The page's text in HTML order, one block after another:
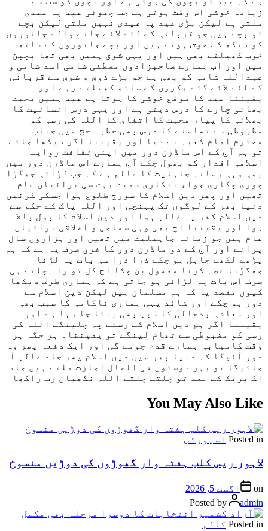
زیادہ خوشی اس وقت ہوتی ہے جب چھوٹی عید پہ عیدی
ملتی ہے لیکن بڑی عید پہ عیدی نہیں ملتی لیکن بچے
تو بچے ہیں جو قربانی کے لئے لائے جانے والے جانوروں
کو دیکھ کے خوش ہوتے ہیں اور بچے جانوروں کے ساتھ
خوب کھیلتے بھی ہیں اور یہی شوق ہمیں بھی تھا بچپن
میں اور اب ہمارے صاحبزادوں مصطفی شامی اسد شامی و
عبداللہ شامی کو بھی ہے جو بڑے ذوق و شوق سے قربانی
کے لئے لائے گئے بکروں کے ساتھ کھیلتے رہے اور
یقیننا عید کا موقع خوشی کا ہوتا ہے عید ہمیں محبت
بھائی چارے کا درس دیتی ہے اور یہی درس انسانیت کا
بھلائی کا پیار محبت کا اتفاق کا اللہ کی رسی کو
مظبوطی سے تھامنے کا درس بھی خطبہ حج میں جناب
محترم امام کعبہ نے دیا اور یقیننا اگر دیکھا جائے
تو ہم آج کے اس ماڈرن دور میں اپنی ثقافت روایت
اسلامی اقدار کو بھول چکے آج ہمارے اس ماڈرن دور میں
بھی وہی زمانہ جاہلیت کا عالم ہے کہ جب لڑائی جھگڑا
چوری چکاری جواء بدکاری سمیت بہت سی برائیاں عام
تھیں اور پھر دین اسلام کا سورج طلوع ہوا جسکی کرنیں
دنیا بھر کے لوگوں تک پہنچی اور اللہ پاک کے حکم سے
دین اسلام کفر پہ غالب ہوا اور دین اسلام کا بول بالا
ہوا اور یقیننا آج بھی وہی سماجی و اخلاقی برائیاں
عام ہیں جو زمانہ جاہیلیت میں تھیں اور ہزاروں سال
پرانے اور آج کے دو ماڈرن دور کا فرق صرف یہ ہے کہ ہم
پڑھے لکھے جاہل ہو چکے ذرا ذرا سی بات پہ لڑنا
جھگڑنا غصہ کرنا معمول بن چکا آج کل تو راہ چلتے ہی
صرف اس بات پہ لڑائی ہو جاتی ہے کہ ہماری طرف دیکھا
کیوں مقصد یہ کہ ہم مسلمان ہیں لیکن دین اسلام سے
دور ہو چکے اور شائد یہی ہماری ناکامی کا سبب بھی
اور معاشی بدحالی کا سبب بھی بنتا جا رہا ہے اور
یقیننا اگر ہم دین اسلام کے رستے پہ چلینگے اللہ کی
رسی کو مضبوطی سے تھام لینگے تو یقیننا۔ ہر جگہ ہر
وقت کامیابی ہمارے قدم چومے گی اور ایک دفعہ پھر وہ
دور آئیگا کہ دنیا بھر میں دین اسلام پھر جلد غالب آ
جائیگا تو بہر دوستوں فی الحال اجازت ملتے ہیں جلد
اک بریک کے بعد تو چلتے چلتے اللہ نگھبان رب راکھا
You May Also Like
Posted in اسپورٹس
لاہور ریس کلب ہفتہ وار گھوڑوں کی دوڑیں منسوخ
on
اگست 5, 2026
Posted by
admin
Posted in کالم